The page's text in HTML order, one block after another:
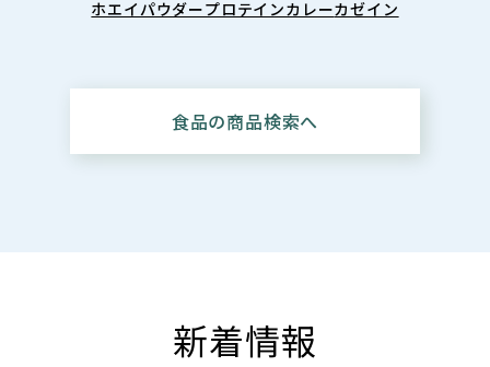
ホエイパウダープロテインカレーカゼイン
食品の商品検索へ
新着情報